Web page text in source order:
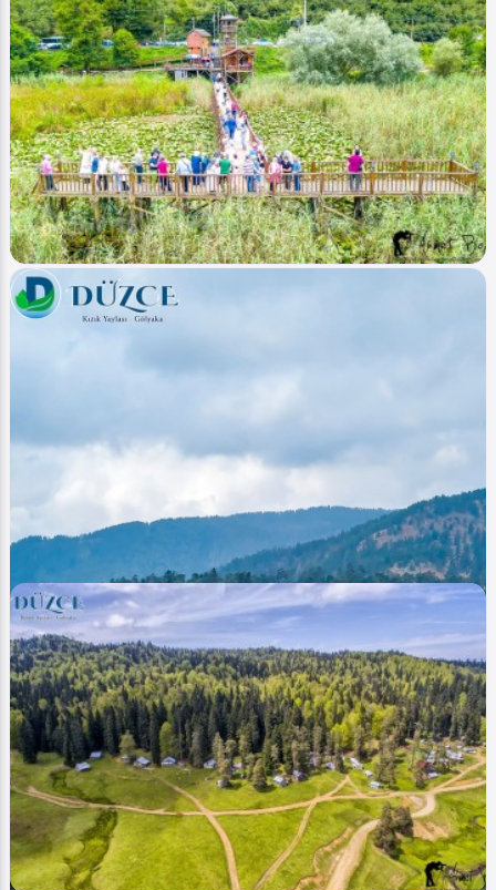
Image Akarsular - Streams
Ahmet Bozdemir 0 6732 0